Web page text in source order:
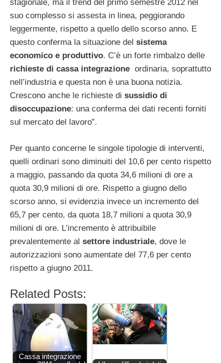
stagionale, ma il trend del primo semestre 2012 nel
suo complesso si assesta in linea, peggiorando
leggermente, rispetto a quello dello scorso anno. E
questo conferma la situazione del sistema
economico e produttivo. C’è un forte rimbalzo delle
richieste di cassa integrazione ordinaria, soprattutto
nell’industria e questa non è una buona notizia.
Crescono anche le richieste di sussidio di
disoccupazione: una conferma dei dati recenti forniti
sul mercato del lavoro”.
Per quanto concerne le singole tipologie di interventi,
quelli ordinari sono diminuiti del 10,6 per cento rispetto
a maggio, passando da quota 34,6 milioni di ore a
quota 30,9 milioni di ore. Rispetto a giugno dello
scorso anno, si evidenzia invece un incremento del
65,7 per cento, da quota 18,7 milioni a quota 30,9
milioni di ore. L’incremento è attribuibile
prevalentemente al settore industriale, dove le
autorizzazioni sono aumentate del 77,6 per cento
rispetto a giugno 2011.
Related Posts:
Cassa integrazione